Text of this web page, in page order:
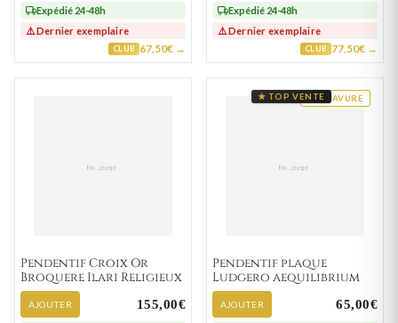
Expédié 24-48h
⚠️ Dernier exemplaire
CLUB 67,50€ →
Expédié 24-48h
⚠️ Dernier exemplaire
CLUB 77,50€ →
Pendentif Croix Or
Broquere Ilari Religieux
AJOUTER 155,00€
GRAVURE
★ TOP VENTE
Pendentif plaque
Ludgero aequilibrium
AJOUTER 65,00€